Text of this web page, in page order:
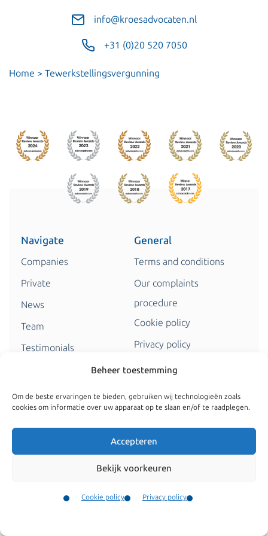
Beheer toestemming
Om de beste ervaringen te bieden, gebruiken wij technologieën zoals
cookies om informatie over uw apparaat op te slaan en/of te raadplegen.
Accepteren
Bekijk voorkeuren
Cookie policy Privacy policy
info@kroesadvocaten.nl
+31 (0)20 520 7050
Home > Tewerkstellingsvergunning
Navigate
Companies
Private
News
Team
Testimonials
General
Terms and conditions
Our complaints
procedure
Cookie policy
Privacy policy
Vacancies
De Ruijterkade 112, 1011 AB Amsterdam
View in Google Maps
info@kroesadvocaten.nl